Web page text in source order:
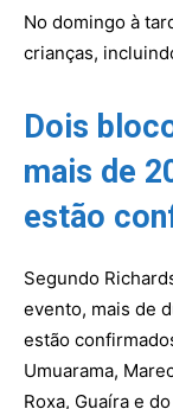
No domingo à
crianças,
Dois
mais de
estão
Segundo
evento, mais de
estão
Umuarama,
Roxa, Guaíra e